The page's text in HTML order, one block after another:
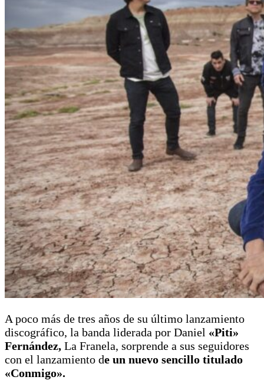
A poco más de tres años de su último lanzamiento
discográfico, la banda liderada por Daniel «Piti»
Fernández, La Franela, sorprende a sus seguidores
con el lanzamiento de un nuevo sencillo titulado
«Conmigo».